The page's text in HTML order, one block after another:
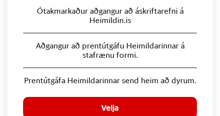
Ótakmarkaður aðgangur að áskriftarefni á
Heimildin.is
Aðgangur að prentútgáfu Heimildarinnar á
stafrænu formi.
Prentútgáfa Heimildarinnar send heim að dyrum.
Velja